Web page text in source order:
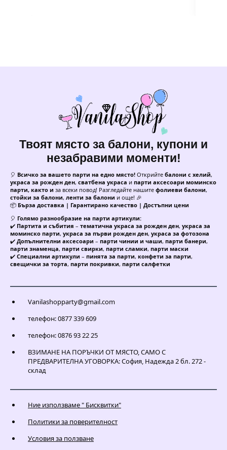
Твоят място за балони, купони и
незабравими моменти!
🎈 Всичко за вашето парти на едно място! Открийте балони с хелий,
украса за рожден ден, сватбена украса и парти аксесоари моминско
парти, както и за всеки повод! Разгледайте нашите фолиеви балони,
стойки за балони, ленти за балони и още! 🎉
📦 Бърза доставка | Гарантирано качество | Достъпни цени
🎈 Голямо разнообразие на парти артикули:
✔️ Партита и събития – тематична украса за рожден ден, украса за
моминско парти, украса за първи рожден ден, украса за фотозона
✔️ Допълнителни аксесоари – парти чинии и чаши, парти банери,
парти знаменца, парти свирки, парти сламки, парти маски
✔️ Специални артикули – пинята за парти, конфети за парти,
свещички за торта, парти покривки, парти салфетки
Vanilashopparty@gmail.com
телефон: 0877 339 609
телефон: 0876 93 22 25
ВЗИМАНЕ НА ПОРЪЧКИ ОТ МЯСТО, САМО С
ПРЕДВАРИТЕЛНА УГОВОРКА: София, Надежда 2 бл. 272 -
склад
Ние използваме " Бисквитки"
Политики за поверителност
Условия за ползване